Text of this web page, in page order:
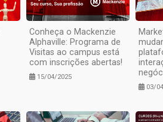
Conheça o Mackenzie
Alphaville: Programa de
Visitas ao campus está
com inscrições abertas!
15/04/2025
03/